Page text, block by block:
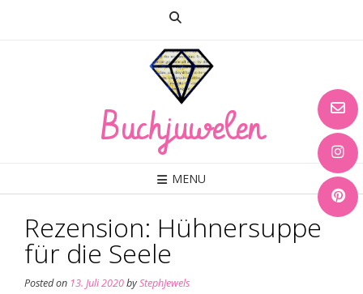
Buchjuwelen
MENU
Rezension: Hühnersuppe
für die Seele
Posted on 13. Juli 2020byStephJewels